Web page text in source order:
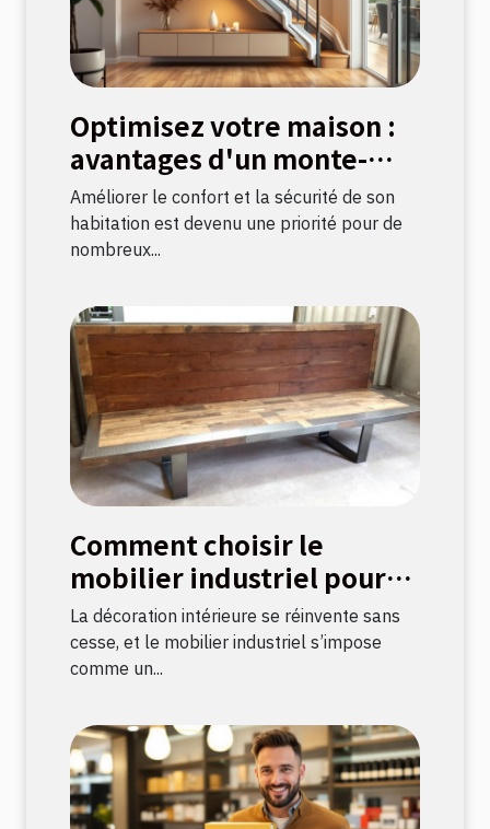
Optimisez votre maison :
avantages d'un monte-
escalier moderne
Améliorer le confort et la sécurité de son
habitation est devenu une priorité pour de
nombreux...
Comment choisir le
mobilier industriel pour
une décoration durable ?
La décoration intérieure se réinvente sans
cesse, et le mobilier industriel s’impose
comme un...